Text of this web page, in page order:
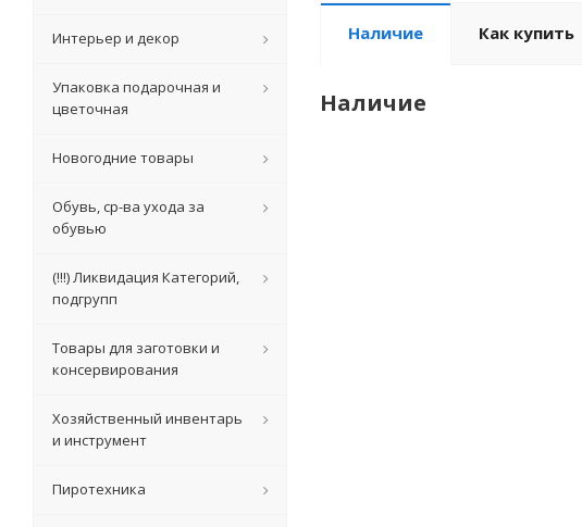
Наличие Как купить
Наличие
Интерьер и декор
Упаковка подарочная и
цветочная
Новогодние товары
Обувь, ср-ва ухода за
обувью
(!!!) Ликвидация Категорий,
подгрупп
Товары для заготовки и
консервирования
Хозяйственный инвентарь
и инструмент
Пиротехника